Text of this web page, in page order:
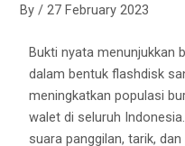
By/27 February 2023
Bukti nyata menunjukkan
dalam bentuk flashdisk
meningkatkan populasi
walet di seluruh
suara panggilan, tarik,